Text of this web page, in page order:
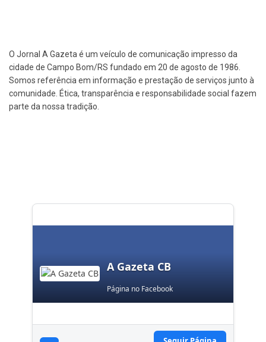
O Jornal A Gazeta é um veículo de comunicação impresso da
cidade de Campo Bom/RS fundado em 20 de agosto de 1986.
Somos referência em informação e prestação de serviços junto à
comunidade. Ética, transparência e responsabilidade social fazem
parte da nossa tradição.
A Gazeta CB
Página no Facebook